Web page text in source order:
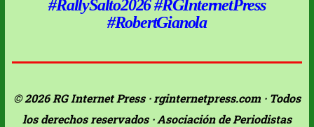
#RallySalto2026 #RGInternetPress
#RobertGianola
© 2026 RG Internet Press · rginternetpress.com · Todos
los derechos reservados · Asociación de Periodistas